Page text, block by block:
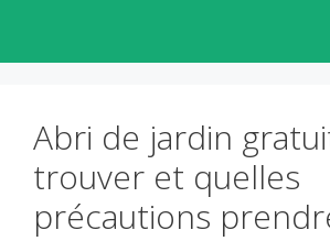
Abri de jardin
trouver et quelles
précautions